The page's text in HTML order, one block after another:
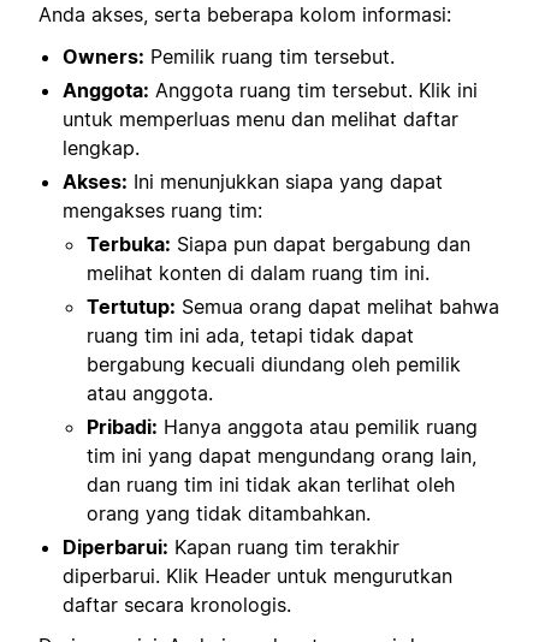
Anda akses, serta beberapa kolom informasi:
Owners: Pemilik ruang tim tersebut.
Anggota: Anggota ruang tim tersebut. Klik ini
untuk memperluas menu dan melihat daftar
lengkap.
Akses: Ini menunjukkan siapa yang dapat
mengakses ruang tim:
Terbuka: Siapa pun dapat bergabung dan
melihat konten di dalam ruang tim ini.
Tertutup: Semua orang dapat melihat bahwa
ruang tim ini ada, tetapi tidak dapat
bergabung kecuali diundang oleh pemilik
atau anggota.
Pribadi: Hanya anggota atau pemilik ruang
tim ini yang dapat mengundang orang lain,
dan ruang tim ini tidak akan terlihat oleh
orang yang tidak ditambahkan.
Diperbarui: Kapan ruang tim terakhir
diperbarui. Klik Header untuk mengurutkan
daftar secara kronologis.